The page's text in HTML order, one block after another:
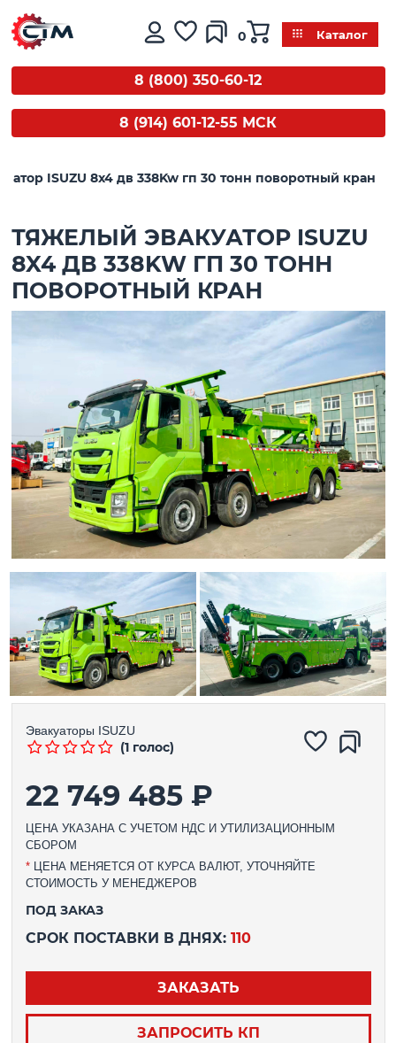
0 Каталог
8 (800) 350-60-12
8 (914) 601-12-55 МСК
ISUZU 8x4 дв 338Kw гп 30 тонн поворотный кран
ТЯЖЕЛЫЙ ЭВАКУАТОР ISUZU
8X4 ДВ 338KW ГП 30 ТОНН
ПОВОРОТНЫЙ КРАН
Эвакуаторы ISUZU
(1 голос)
22 749 485 ₽
ЦЕНА УКАЗАНА С УЧЕТОМ НДС И УТИЛИЗАЦИОННЫМ
СБОРОМ
*ЦЕНА МЕНЯЕТСЯ ОТ КУРСА ВАЛЮТ, УТОЧНЯЙТЕ
СТОИМОСТЬ У МЕНЕДЖЕРОВ
ПОД ЗАКАЗ
СРОК ПОСТАВКИ В ДНЯХ: 110
ЗАКАЗАТЬ
ЗАПРОСИТЬ КП